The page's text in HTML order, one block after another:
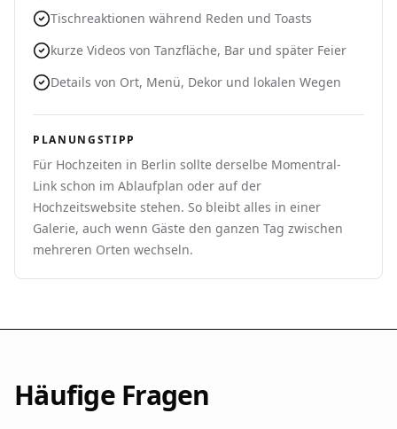
Tischreaktionen während Reden und Toasts
kurze Videos von Tanzfläche, Bar und später Feier
Details von Ort, Menü, Dekor und lokalen Wegen
PLANUNGSTIPP
Für Hochzeiten in Berlin sollte derselbe Momentral-
Link schon im Ablaufplan oder auf der
Hochzeitswebsite stehen. So bleibt alles in einer
Galerie, auch wenn Gäste den ganzen Tag zwischen
mehreren Orten wechseln.
Häufige Fragen